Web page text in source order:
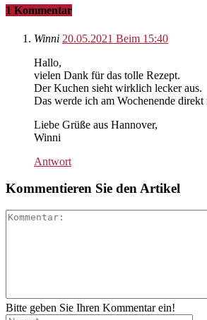
1 Kommentar
Winni 20.05.2021 Beim 15:40
Hallo,
vielen Dank für das tolle Rezept.
Der Kuchen sieht wirklich lecker aus.
Das werde ich am Wochenende direkt
Liebe Grüße aus Hannover,
Winni
Antwort
Kommentieren Sie den Artikel
Bitte geben Sie Ihren Kommentar ein!